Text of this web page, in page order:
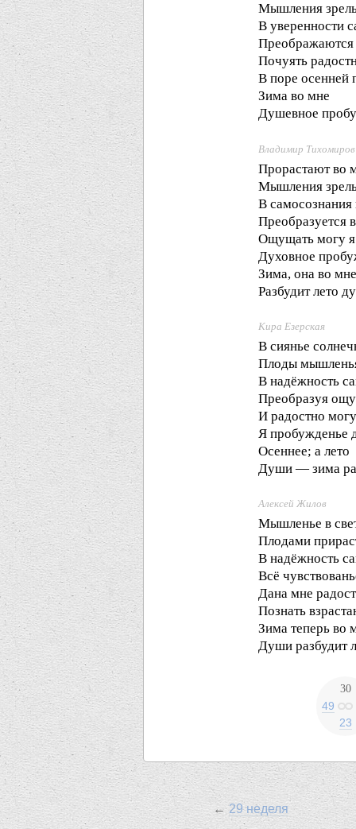
Мышления
В уверенности
Преображаются
Почуять
В поре осенней
Зима во мне
Душевное
Владимир Тихомиров
Прорастают во
Мышления
В самосознания
Преобразуется
Ощущать могу я
Духовное
Зима, она во мне
Разбудит лето
Кира Езерская
В сиянье
Плоды
В надёжность
Преобразуя
И радостно
Я пробужденье
Осеннее; а лето
Души — зима
Алексей Жилов
Мышленье в
Плодами
В надёжность
Всё
Дана мне
Познать
Зима теперь во
Души разбудит
30
49
23
←29 неделя